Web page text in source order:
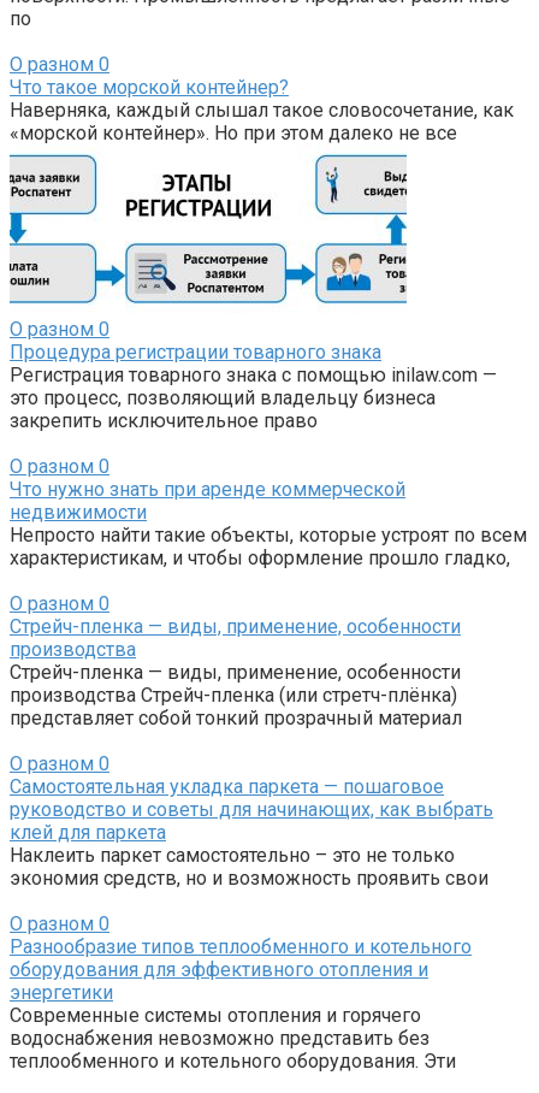
по
О разном 0
Что такое морской контейнер?
Наверняка, каждый слышал такое словосочетание, как
«морской контейнер». Но при этом далеко не все
О разном 0
Процедура регистрации товарного знака
Регистрация товарного знака с помощью inilaw.com —
это процесс, позволяющий владельцу бизнеса
закрепить исключительное право
О разном 0
Что нужно знать при аренде коммерческой
недвижимости
Непросто найти такие объекты, которые устроят по всем
характеристикам, и чтобы оформление прошло гладко,
О разном 0
Стрейч-пленка — виды, применение, особенности
производства
Стрейч-пленка — виды, применение, особенности
производства Стрейч-пленка (или стретч-плёнка)
представляет собой тонкий прозрачный материал
О разном 0
Самостоятельная укладка паркета — пошаговое
руководство и советы для начинающих, как выбрать
клей для паркета
Наклеить паркет самостоятельно – это не только
экономия средств, но и возможность проявить свои
О разном 0
Разнообразие типов теплообменного и котельного
оборудования для эффективного отопления и
энергетики
Современные системы отопления и горячего
водоснабжения невозможно представить без
теплообменного и котельного оборудования. Эти